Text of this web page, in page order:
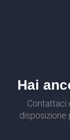
Hai
Contattaci
disposizione